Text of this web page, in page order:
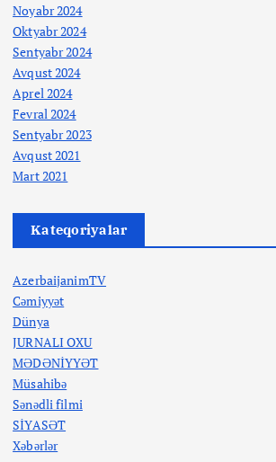
Noyabr 2024
Oktyabr 2024
Sentyabr 2024
Avqust 2024
Aprel 2024
Fevral 2024
Sentyabr 2023
Avqust 2021
Mart 2021
Kateqoriyalar
AzerbaijanimTV
Cəmiyyət
Dünya
JURNALI OXU
MƏDƏNİYYƏT
Müsahibə
Sənədli filmi
SİYASƏT
Xəbərlər